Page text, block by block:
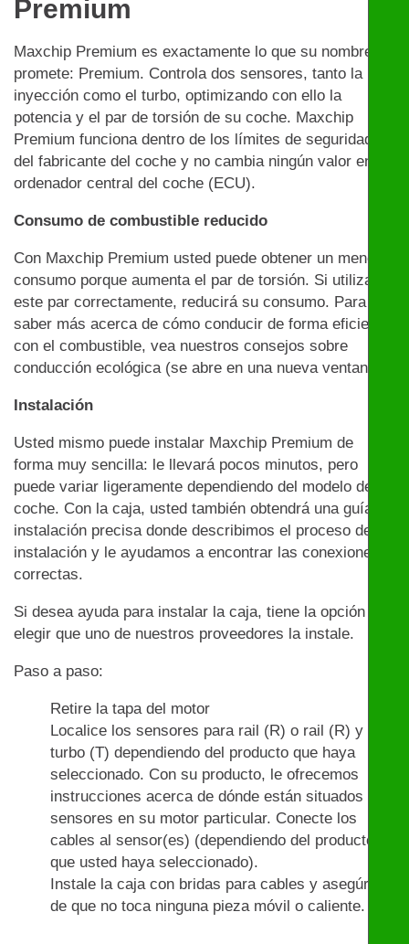
Premium
Maxchip Premium es exactamente lo que su nombre
promete: Premium. Controla dos sensores, tanto la
inyección como el turbo, optimizando con ello la
potencia y el par de torsión de su coche. Maxchip
Premium funciona dentro de los límites de seguridad
del fabricante del coche y no cambia ningún valor en el
ordenador central del coche (ECU).
Consumo de combustible reducido
Con Maxchip Premium usted puede obtener un menor
consumo porque aumenta el par de torsión. Si utiliza
este par correctamente, reducirá su consumo. Para
saber más acerca de cómo conducir de forma eficiente
con el combustible, vea nuestros consejos sobre
conducción ecológica (se abre en una nueva ventana)
Instalación
Usted mismo puede instalar Maxchip Premium de
forma muy sencilla: le llevará pocos minutos, pero
puede variar ligeramente dependiendo del modelo de
coche. Con la caja, usted también obtendrá una guía de
instalación precisa donde describimos el proceso de
instalación y le ayudamos a encontrar las conexiones
correctas.
Si desea ayuda para instalar la caja, tiene la opción de
elegir que uno de nuestros proveedores la instale.
Paso a paso:
Retire la tapa del motor
Localice los sensores para rail (R) o rail (R) y
turbo (T) dependiendo del producto que haya
seleccionado. Con su producto, le ofrecemos
instrucciones acerca de dónde están situados los
sensores en su motor particular. Conecte los
cables al sensor(es) (dependiendo del producto
que usted haya seleccionado).
Instale la caja con bridas para cables y asegúrese
de que no toca ninguna pieza móvil o caliente.